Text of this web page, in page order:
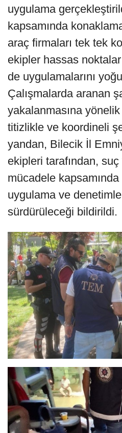
uygulama
kapsamında
araç firmaları tek tek
ekipler hassas
de uygulamalarını
Çalışmalarda aranan
yakalanmasına
titizlikle ve koordineli
yandan, Bilecik İl
ekipleri tarafından,
mücadele
uygulama ve
sürdürüleceği bildirildi.